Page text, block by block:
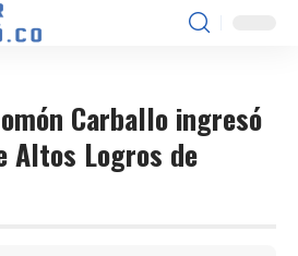
Carballo ingresó
Altos Logros de